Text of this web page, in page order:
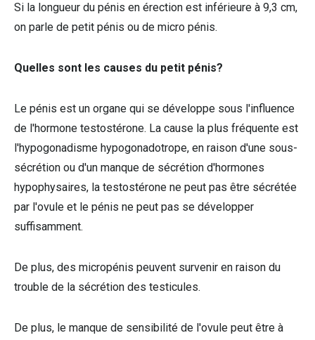
Si la longueur du pénis en érection est inférieure à 9,3 cm,
on parle de petit pénis ou de micro pénis.
Quelles sont les causes du petit pénis?
Le pénis est un organe qui se développe sous l'influence
de l'hormone testostérone. La cause la plus fréquente est
l'hypogonadisme hypogonadotrope, en raison d'une sous-
sécrétion ou d'un manque de sécrétion d'hormones
hypophysaires, la testostérone ne peut pas être sécrétée
par l'ovule et le pénis ne peut pas se développer
suffisamment.
De plus, des micropénis peuvent survenir en raison du
trouble de la sécrétion des testicules.
De plus, le manque de sensibilité de l'ovule peut être à